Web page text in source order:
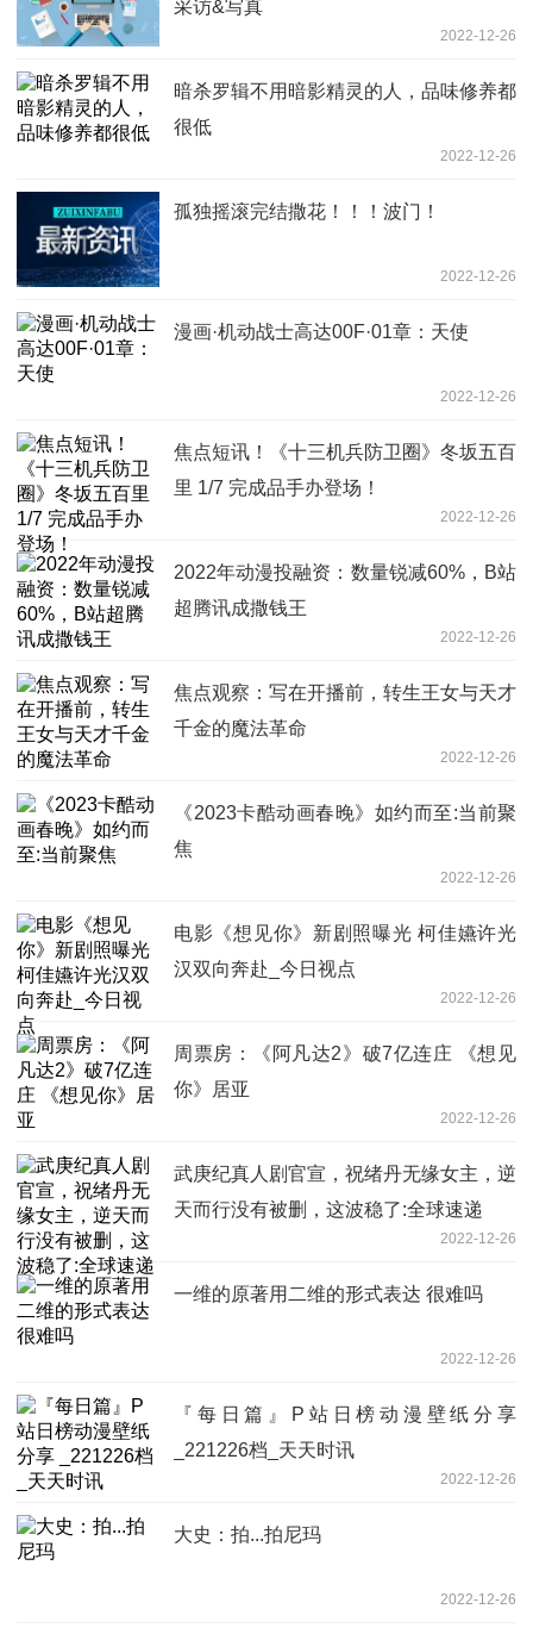
采访&写真
2022-12-26
暗杀罗辑不用暗影精灵的人，品味修养都
很低
2022-12-26
孤独摇滚完结撒花！！！波门！
2022-12-26
漫画·机动战士高达00F·01章：天使
2022-12-26
焦点短讯！《十三机兵防卫圈》冬坂五百
里 1/7 完成品手办登场！
2022-12-26
2022年动漫投融资：数量锐减60%，B站
超腾讯成撒钱王
2022-12-26
焦点观察：写在开播前，转生王女与天才
千金的魔法革命
2022-12-26
《2023卡酷动画春晚》如约而至:当前聚
焦
2022-12-26
电影《想见你》新剧照曝光 柯佳嬿许光
汉双向奔赴_今日视点
2022-12-26
周票房：《阿凡达2》破7亿连庄 《想见
你》居亚
2022-12-26
武庚纪真人剧官宣，祝绪丹无缘女主，逆
天而行没有被删，这波稳了:全球速递
2022-12-26
一维的原著用二维的形式表达 很难吗
2022-12-26
『每日篇』P站日榜动漫壁纸分享
_221226档_天天时讯
2022-12-26
大史：拍...拍尼玛
2022-12-26